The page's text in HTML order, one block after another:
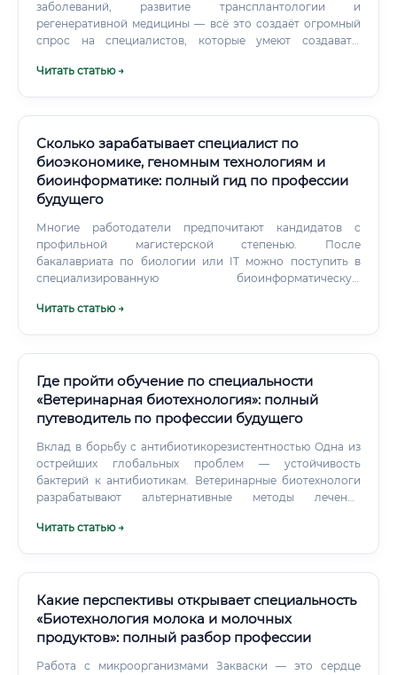
заболеваний, развитие трансплантологии и
регенеративной медицины — всё это создаёт огромный
спрос на специалистов, которые умеют создавать,
медицинскую практику. Суть профессии: кто такой
которые будут использоваться в медицинских целях:
протезы, импланты, системы доставки лекарств, раневые
покрытия, искусственные органы, скаффолды для
тканевой инженерии и многое другое.
Читать статью →
Сколько зарабатывает специалист по
биоэкономике, геномным технологиям и
биоинформатике: полный гид по профессии
будущего
Многие работодатели предпочитают кандидатов с
профильной магистерской степенью. После
бакалавриата по биологии или IT можно поступить в
специализированную биоинформатическую
инструменты Пока учитесь в университете,
биостатистики Linux/Unix — умение работать в
командной строке критически важно
Биоинформатические инструменты: BLAST, BWA, GATK,
SAMtools, bedtools, STAR Базы данных: NCBI, Ensembl,
UniProt, OMIM Отличные ресурсы для самообучения:
Coursera — специализации по биоинформатике от Johns
Hopkins, UC San Diego Bioinformatics.org Rosalind
(rosalind.info) — задачи по биоинформатике YouTube-
Читать статью →
Где пройти обучение по специальности
«Ветеринарная биотехнология»: полный
путеводитель по профессии будущего
Вклад в борьбу с антибиотикорезистентностью Одна из
острейших глобальных проблем — устойчивость
бактерий к антибиотикам. Ветеринарные биотехнологи
разрабатывают альтернативные методы лечения
препараты), которые позволяют лечить животных без
Читать статью →
Какие перспективы открывает специальность
«Биотехнология молока и молочных
продуктов»: полный разбор профессии
Работа с микроорганизмами Закваски — это сердце